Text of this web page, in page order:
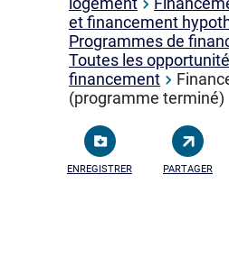
et financement
Programmes de
Toutes les
financement
(programme terminé)
ENREGISTRER PARTAGER